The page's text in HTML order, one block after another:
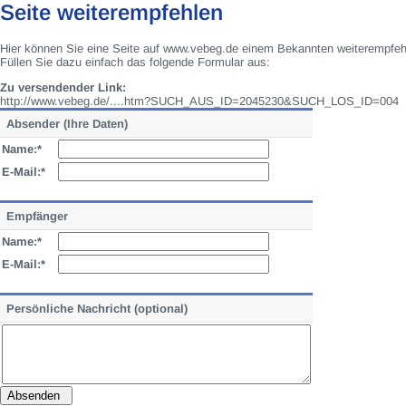
Seite weiterempfehlen
Hier können Sie eine Seite auf www.vebeg.de einem Bekannten
Füllen Sie dazu einfach das folgende Formular aus:
Zu versendender Link:
http://www.vebeg.de/....htm?SUCH_AUS_ID=2045230&SUCH_LOS_ID=004
Absender (Ihre Daten)
Name:*
E-Mail:*
Empfänger
Name:*
E-Mail:*
Persönliche Nachricht (optional)